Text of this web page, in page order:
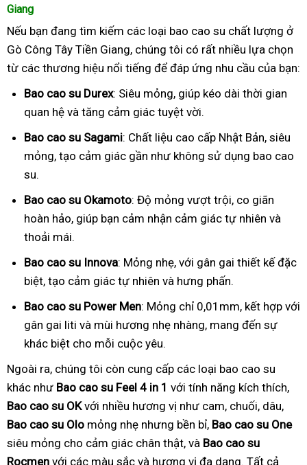
Giang
Nếu bạn đang tìm kiếm các loại bao cao su chất lượng ở
Gò Công Tây Tiền Giang, chúng tôi có rất nhiều lựa chọn
từ các thương hiệu nổi tiếng để đáp ứng nhu cầu của bạn:
Bao cao su Durex: Siêu mỏng, giúp kéo dài thời gian
quan hệ và tăng cảm giác tuyệt vời.
Bao cao su Sagami: Chất liệu cao cấp Nhật Bản, siêu
mỏng, tạo cảm giác gần như không sử dụng bao cao
su.
Bao cao su Okamoto: Độ mỏng vượt trội, co giãn
hoàn hảo, giúp bạn cảm nhận cảm giác tự nhiên và
thoải mái.
Bao cao su Innova: Mỏng nhẹ, với gân gai thiết kế đặc
biệt, tạo cảm giác tự nhiên và hưng phấn.
Bao cao su Power Men: Mỏng chỉ 0,01mm, kết hợp với
gân gai liti và mùi hương nhẹ nhàng, mang đến sự
khác biệt cho mỗi cuộc yêu.
Ngoài ra, chúng tôi còn cung cấp các loại bao cao su
khác như Bao cao su Feel 4 in 1 với tính năng kích thích,
Bao cao su OKvới nhiều hương vị như cam, chuối, dâu,
Bao cao su Olo mỏng nhẹ nhưng bền bỉ, Bao cao su One
siêu mỏng cho cảm giác chân thật, và Bao cao su
Rocmen với các màu sắc và hương vị đa dạng. Tất cả